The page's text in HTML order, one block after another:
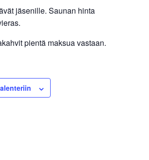
jäsenille. Saunan hinta
pientä maksua vastaan.